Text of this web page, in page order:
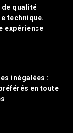
de qualité
technique.
expérience
inégalées :
en toute